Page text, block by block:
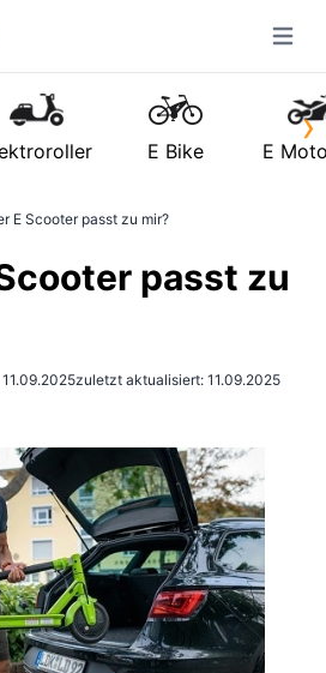
Open
›
E Bike E
E Scooter passt zu mir?
passt zu
zuletzt aktualisiert: 11.09.2025